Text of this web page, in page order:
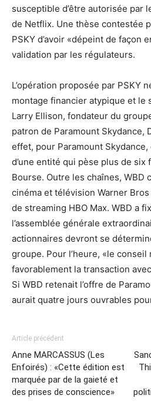
susceptible d’être autorisée par
de Netflix. Une thèse contestée
PSKY d’avoir «dépeint de façon
validation par les régulateurs.
L’opération proposée par PSKY
montage financier atypique et le
Larry Ellison, fondateur du
patron de Paramount Skydance,
effet, pour Paramount
d’une entité qui pèse plus de six
Bourse. Outre les chaînes, WBD
cinéma et télévision Warner
de streaming HBO Max. WBD a
l’assemblée générale
actionnaires devront se
groupe. Pour l’heure, «le
favorablement la transaction
Si WBD retenait l’offre de
aurait quatre jours ouvrables
Article précédent
Anne MARCASSUS (Les
Enfoirés) : «Cette édition est
marquée par de la gaieté et
des prises de conscience»